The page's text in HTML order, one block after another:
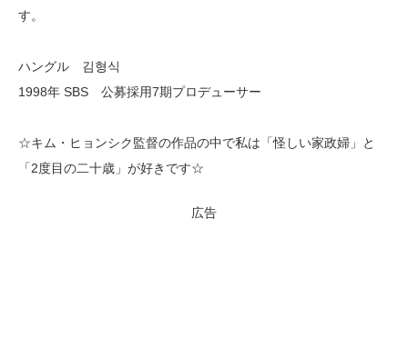
す。
ハングル 김형식
1998年 SBS 公募採用7期プロデューサー
☆キム・ヒョンシク監督の作品の中で私は「怪しい家政婦」と
「2度目の二十歳」が好きです☆
広告